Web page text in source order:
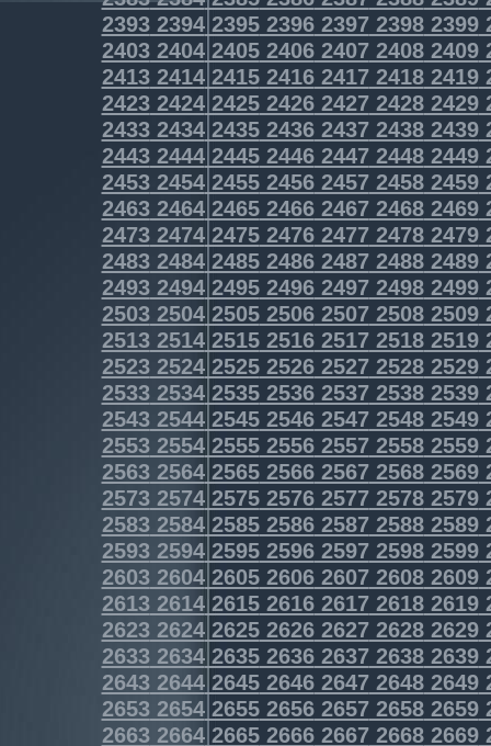
2393239423952396239723982399
2403240424052406240724082409
2413241424152416241724182419
2423242424252426242724282429
2433243424352436243724382439
2443244424452446244724482449
2453245424552456245724582459
2463246424652466246724682469
2473247424752476247724782479
2483248424852486248724882489
2493249424952496249724982499
2503250425052506250725082509
2513251425152516251725182519
2523252425252526252725282529
2533253425352536253725382539
2543254425452546254725482549
2553255425552556255725582559
2563256425652566256725682569
2573257425752576257725782579
2583258425852586258725882589
2593259425952596259725982599
2603260426052606260726082609
2613261426152616261726182619
2623262426252626262726282629
2633263426352636263726382639
2643264426452646264726482649
2653265426552656265726582659
2663266426652666266726682669